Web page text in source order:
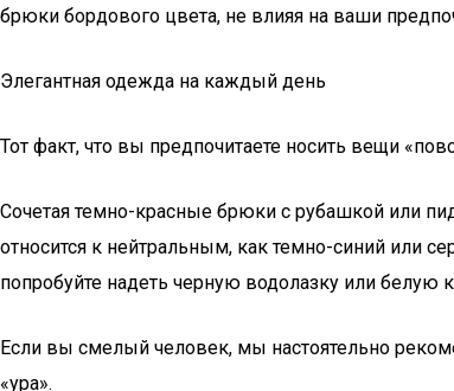
брюки бордового цвета, не влияя на ваши
Элегантная одежда на каждый день
Тот факт, что вы предпочитаете носить вещи
Сочетая темно-красные брюки с рубашкой или
относится к нейтральным, как темно-синий или
попробуйте надеть черную водолазку или белую
Если вы смелый человек, мы настоятельно
«ура».